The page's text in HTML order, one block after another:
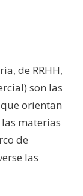
de RRHH,
son las
que orientan
materias
de
las